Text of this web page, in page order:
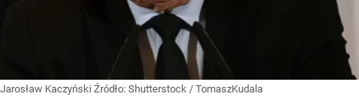
Jarosław Kaczyński Źródło: Shutterstock / TomaszKudala